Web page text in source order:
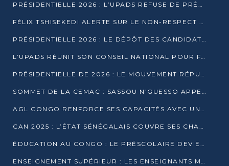
PRÉSIDENTIELLE 2026 : L’UPADS REFUSE DE PRÉSENTER UN CANDIDAT ET DÉNONCE UN PROCESSUS NON CRÉDIBLE
FÉLIX TSHISEKEDI ALERTE SUR LE NON-RESPECT DES ENGAGEMENTS DE PAIX APRÈS SA RENCONTRE AVEC D. SASSOU-NGUESSO
PRÉSIDENTIELLE 2026 : LE DÉPÔT DES CANDIDATURES OUVERT DU 29 JANVIER AU 12 FÉVRIER
L’UPADS RÉUNIT SON CONSEIL NATIONAL POUR FIXER SA LIGNE POLITIQUE À DEUX MOIS DE LA PRÉSIDENTIELLE
PRÉSIDENTIELLE DE 2026 : LE MOUVEMENT RÉPUBLICAIN DÉNONCE UNE CONVOCATION ÉLECTORALE « OPAQUE ET PRÉCIPITÉE »
SOMMET DE LA CEMAC : SASSOU N’GUESSO APPELLE À LA VIGILANCE FACE AUX RISQUES ÉCONOMIQUES
AGL CONGO RENFORCE SES CAPACITÉS AVEC UNE GRUE DE 250 TONNES
CAN 2025 : L’ÉTAT SÉNÉGALAIS COUVRE SES CHAMPIONS D’AFRIQUE DE RÉCOMPENSES EXCEPTIONNELLES
ÉDUCATION AU CONGO : LE PRÉSCOLAIRE DEVIENT OBLIGATOIRE, LE BTS CONSACRÉ DIPLÔME D’ÉTAT
ENSEIGNEMENT SUPÉRIEUR : LES ENSEIGNANTS MAINTIENNENT LA GRÈVE ET EXIGENT UN ACCORD ÉCRIT AVEC L’ÉTAT